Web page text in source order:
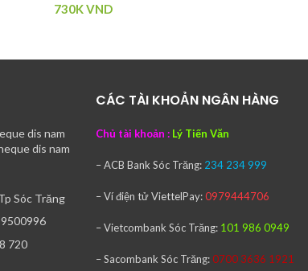
730KVND
dis nam
dis nam
Sóc Trăng
720
CÁC TÀI KHOẢN NGÂN HÀNG
Chủ tài khoản :Lý Tiến Văn
– ACB Bank Sóc Trăng: 234 234 999
– Ví điện tử ViettelPay:0979444706
– Vietcombank Sóc Trăng: 101 986 0949
– Sacombank Sóc Trăng: 0700 3636 1921